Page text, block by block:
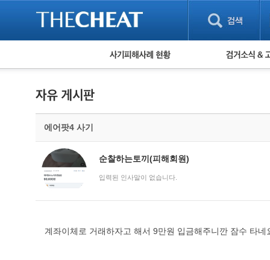
피해사례 현황
유해사이트 목록
비공개 피해사례
워킹홀리데이 피해사례
검거 소식
에어팟4 사기
순찰하는토끼(피해회원)
입력된 인사말이 없습니다.
계좌이체로 거래하자고 해서 9만원 입금해주니깐 잠수 타